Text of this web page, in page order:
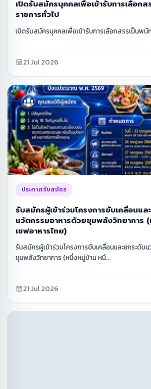
เปิดรับสมัครบุคคลเพื่อเข้ารับการเลือก
ราชการทั่วไป
เปิดรับสมัครบุคคลเพื่อเข้ารับการเลือกสรรเป็นพนั
21 Jul 2026
ประกาศรับสมัคร
รับสมัครผู้เข้าร่วมโครงการขับเคลื่อนแล
นวัตกรรมอาหารด้วยขุมพลังวิทยาการ
เชฟอาหารไทย)
รับสมัครผู้เข้าร่วมโครงการขับเคลื่อนและยกระดับ
ขุมพลังวิทยาการ (หนึ่งหมู่บ้าน หนึ...
21 Jul 2026